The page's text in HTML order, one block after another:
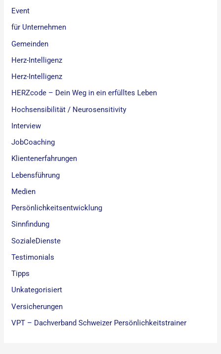
Event
für Unternehmen
Gemeinden
Herz-Intelligenz
Herz-Intelligenz
HERZcode – Dein Weg in ein erfülltes Leben
Hochsensibilität / Neurosensitivity
Interview
JobCoaching
Klientenerfahrungen
Lebensführung
Medien
Persönlichkeitsentwicklung
Sinnfindung
SozialeDienste
Testimonials
Tipps
Unkategorisiert
Versicherungen
VPT – Dachverband Schweizer Persönlichkeitstrainer